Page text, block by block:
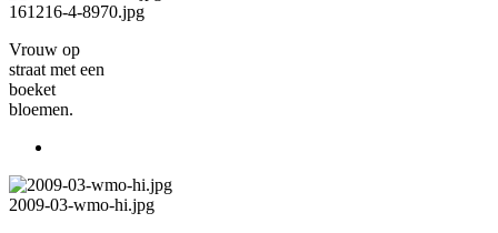
161216-4-8970.jpg
Vrouw op
straat met een
boeket
bloemen.
2009-03-wmo-hi.jpg